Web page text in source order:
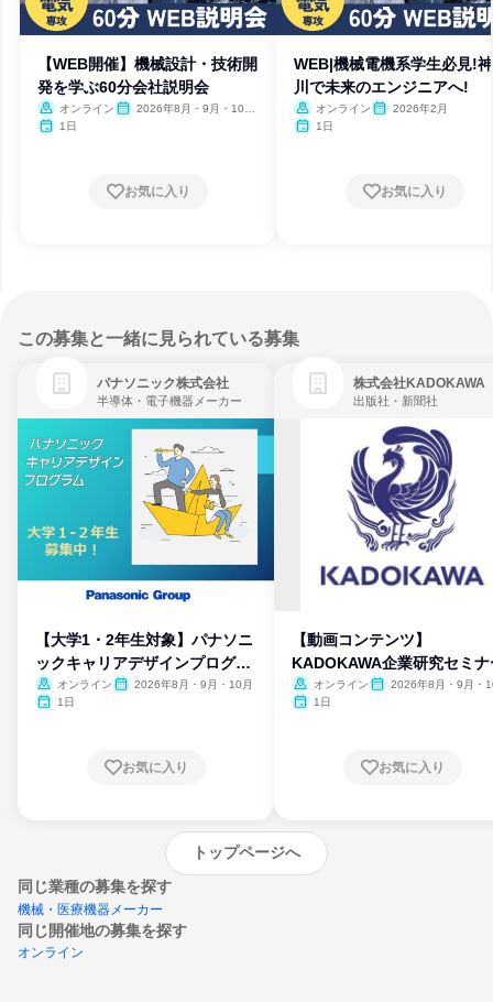
【WEB開催】機械設計・技術開
発を学ぶ60分会社説明会
オンライン
2026年8月・9月・10
1日
お気に入り
WEB|機械電機系学生必見!
川で未来のエンジニアへ!
オンライン
2026年2月
1日
お気に入り
この募集と一緒に見られている募集
パナソニック株式会社
半導体・電子機器メーカー
【大学1・2年生対象】パナソニ
ックキャリアデザインプログラ
ム
オンライン
2026年8月・9月・10月
1日
お気に入り
株式会社KADOKAWA
出版社・新聞社
【動画コンテンツ】
KADOKAWA企業研究セミナ
オンライン
2026年8月・9月・
1日
お気に入り
トップページへ
同じ業種の募集を探す
機械・医療機器メーカー
同じ開催地の募集を探す
オンライン